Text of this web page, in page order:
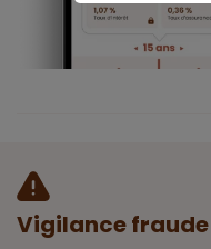
Vigilance fraude